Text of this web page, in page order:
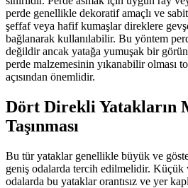
perde genellikle dekoratif amaçlı ve
şeffaf veya hafif kumaşlar direklere
bağlanarak kullanılabilir. Bu yöntem
değildir ancak yatağa yumuşak bir
perde malzemesinin yıkanabilir olması
açısından önemlidir.
Dört Direkli Yatakların
Taşınması
Bu tür yataklar genellikle büyük ve
geniş odalarda tercih edilmelidir. Küçük
odalarda bu yataklar orantısız ve yer